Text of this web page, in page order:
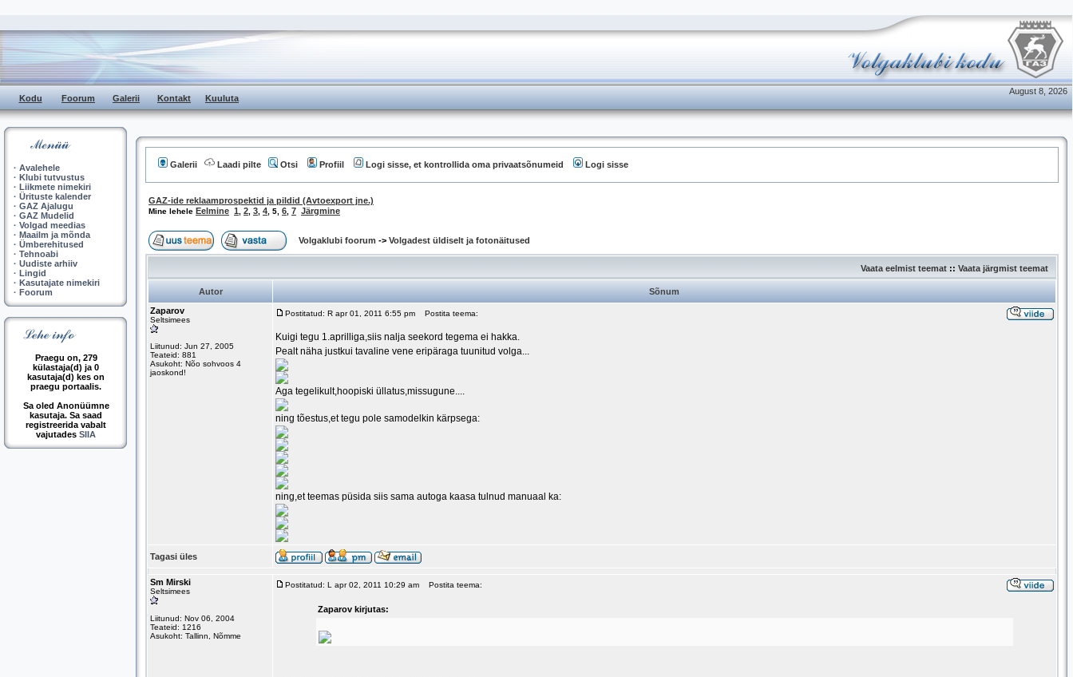
Kodu Foorum Galerii Kontakt Kuuluta
August 8, 2026
· Avalehele
· Klubi tutvustus
· Liikmete nimekiri
· Ürituste kalender
· GAZ Ajalugu
· GAZ Mudelid
· Volgad meedias
· Maailm ja mõnda
· Ümberehitused
· Tehnoabi
· Uudiste arhiiv
· Lingid
· Kasutajate nimekiri
· Foorum
Praegu on, 279
külastaja(d) ja 0
kasutaja(d) kes on
praegu portaalis.
Sa oled Anonüümne
kasutaja. Sa saad
registreerida vabalt
vajutades SIIA
Galerii Laadi pilte Otsi Profiil Logi sisse, et kontrollida oma privaatsõnumeid Logi sisse
GAZ-ide reklaamprospektid ja pildid (Avtoexport jne.)
Mine lehele Eelmine 1 2 3 4 5 6 7 Järgmine
Volgaklubi foorum -> Volgadest üldiselt ja fotonäitused
Vaata eelmist teemat :: Vaata järgmist teemat
Autor
Sõnum
Zaparov
Seltsimees
Liitunud: Jun 27, 2005
Teateid: 881
Asukoht: Nõo sohvoos 4
jaoskond!
Postitatud: R apr 01, 2011 6:55 pm Postita teema:
Kuigi tegu 1.aprilliga,siis nalja seekord tegema ei hakka.
Pealt näha justkui tavaline vene eripäraga tuunitud volga...
Aga tegelikult,hoopiski üllatus,missugune....
ning tõestus,et tegu pole samodelkin kärpsega:
ning,et teemas püsida siis sama autoga kaasa tulnud manuaal ka:
Tagasi üles
Sm Mirski
Seltsimees
Liitunud: Nov 06, 2004
Teateid: 1216
Asukoht: Tallinn, Nõmme
Postitatud: L apr 02, 2011 10:29 am Postita teema:
Zaparov kirjutas: